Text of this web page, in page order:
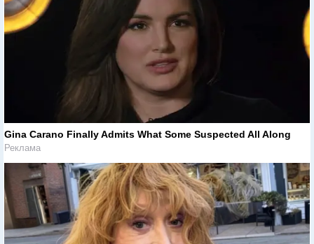
Gina Carano Finally Admits What Some Suspected All Along
Реклама